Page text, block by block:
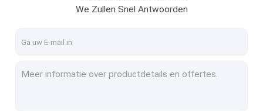
Roestvrij staal Geplooid Draadnetwerk
Roestvrij staal Gebreid Draadnetwerk
We Zullen Snel Antwoorden